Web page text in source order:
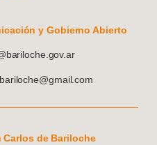
y Gobierno Abierto
Carlos de Bariloche